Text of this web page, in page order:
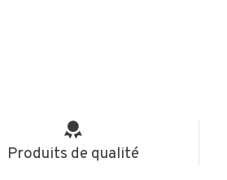
Produits de qualité